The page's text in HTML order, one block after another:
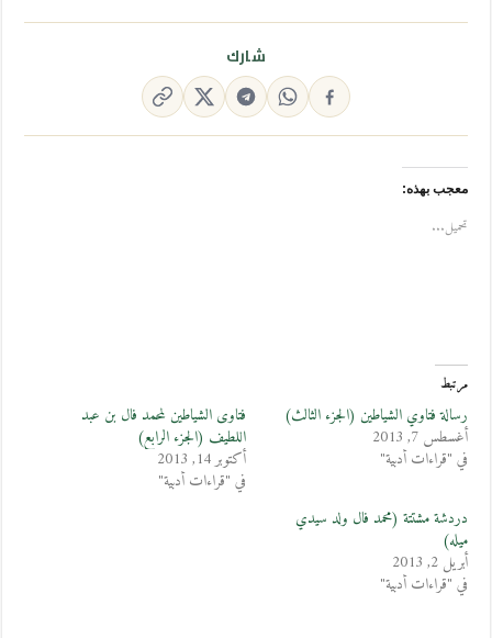
شارك
معجب بهذه:
تحميل...
مرتبط
رسالة فتاوي الشياطين (الجزء الثالث)
أغسطس 7, 2013
في "قراءات أدبية"
فتاوى الشياطين لمحمد فال بن عبد
اللطيف (الجزء الرابع)
أكتوبر 14, 2013
في "قراءات أدبية"
دردشة مشتتة (محمد فال ولد سيدي
ميله)
أبريل 2, 2013
في "قراءات أدبية"